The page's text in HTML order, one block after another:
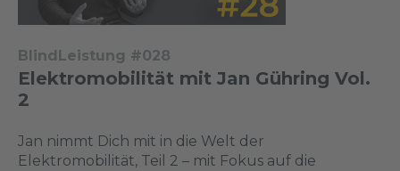
BlindLeistung #028
Elektromobilität mit Jan Gühring Vol.
2
Jan nimmt Dich mit in die Welt der
Elektromobilität, Teil 2 – mit Fokus auf die